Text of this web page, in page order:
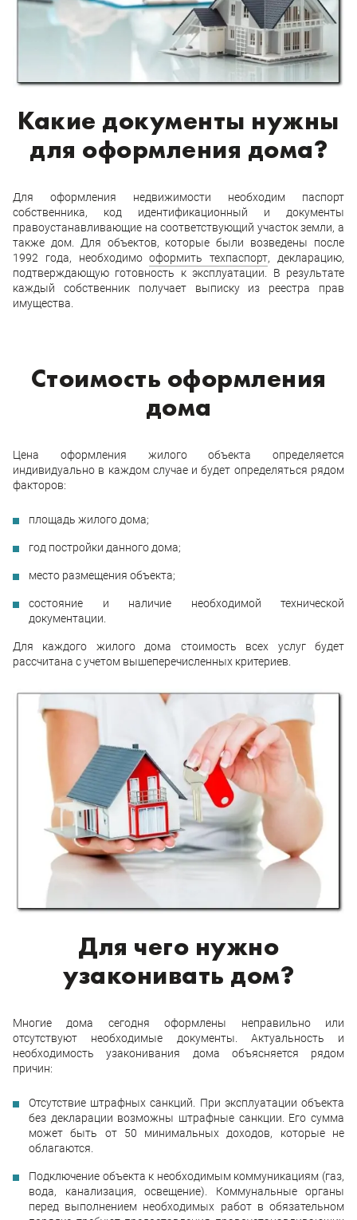
Какие документы нужны
для оформления дома?
Для оформления недвижимости необходим паспорт
собственника, код идентификационный и документы
правоустанавливающие на соответствующий участок земли, а
также дом. Для объектов, которые были возведены после
1992 года, необходимооформить техпаспорт, декларацию,
подтверждающую готовность к эксплуатации. В результате
каждый собственник получает выписку из реестра прав
имущества.
Стоимость оформления
дома
Цена оформления жилого объекта определяется
индивидуально в каждом случае и будет определяться рядом
факторов:
площадь жилого дома;
год постройки данного дома;
место размещения объекта;
состояние и наличие необходимой технической
документации.
Для каждого жилого дома стоимость всех услуг будет
рассчитана с учетом вышеперечисленных критериев.
Для чего нужно
узаконивать дом?
Многие дома сегодня оформлены неправильно или
отсутствуют необходимые документы. Актуальность и
необходимость узаконивания дома объясняется рядом
причин:
Отсутствие штрафных санкций. При эксплуатации объекта
без декларации возможны штрафные санкции. Его сумма
может быть от 50 минимальных доходов, которые не
облагаются.
Подключение объекта к необходимым коммуникациям (газ,
вода, канализация, освещение). Коммунальные органы
перед выполнением необходимых работ в обязательном